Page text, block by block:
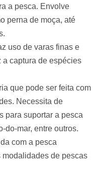
a pesca. Envolve
perna de moça, até
uso de varas finas e
a captura de espécies
que pode ser feita com
Necessita de
para suportar a pesca
do-mar, entre outros.
com a pesca
de pescas